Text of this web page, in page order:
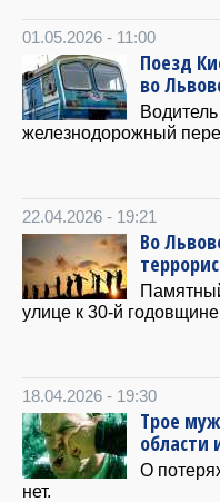
01.05.2026 - 11:00
Поезд
во
железнодорожный
22.04.2026 - 19:21
Во
улице к 30-й
18.04.2026 - 19:30
Трое
области
О
нет.